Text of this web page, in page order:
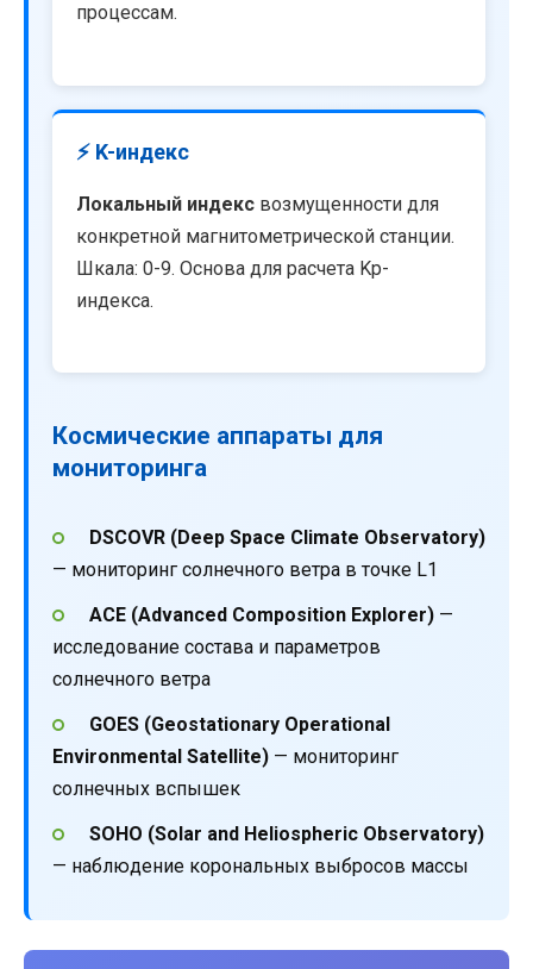
процессам.
⚡ K-индекс
Локальный индекс возмущенности для
конкретной магнитометрической станции.
Шкала: 0-9. Основа для расчета Kp-
индекса.
Космические аппараты для
мониторинга
DSCOVR (Deep Space Climate Observatory)
— мониторинг солнечного ветра в точке L1
ACE (Advanced Composition Explorer)—
исследование состава и параметров
солнечного ветра
GOES (Geostationary Operational
Environmental Satellite) — мониторинг
солнечных вспышек
SOHO (Solar and Heliospheric Observatory)
— наблюдение корональных выбросов массы